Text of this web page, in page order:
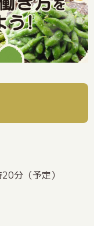
分（予定）